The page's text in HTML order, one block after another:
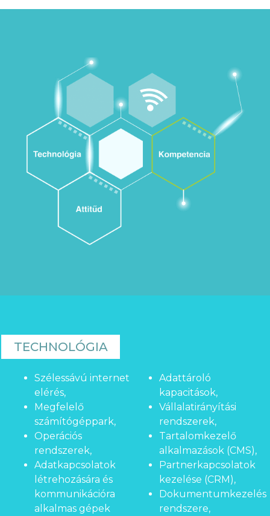
TECHNOLÓGIA
Szélessávú internet
elérés,
Megfelelő
számítógéppark,
Operációs
rendszerek,
Adatkapcsolatok
létrehozására és
kommunikációra
alkalmas gépek
Adattároló
kapacitások,
Vállalatirányítási
rendszerek,
Tartalomkezelő
alkalmazások (CMS),
Partnerkapcsolatok
kezelése (CRM),
Dokumentumkezelés
rendszere,